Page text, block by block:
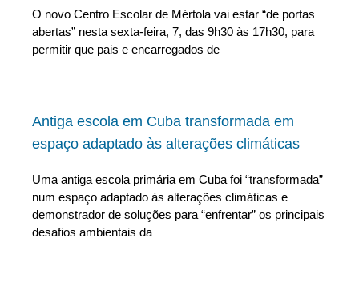
O novo Centro Escolar de Mértola vai estar “de portas
abertas” nesta sexta-feira, 7, das 9h30 às 17h30, para
permitir que pais e encarregados de
Antiga escola em Cuba transformada em
espaço adaptado às alterações climáticas
Uma antiga escola primária em Cuba foi “transformada”
num espaço adaptado às alterações climáticas e
demonstrador de soluções para “enfrentar” os principais
desafios ambientais da